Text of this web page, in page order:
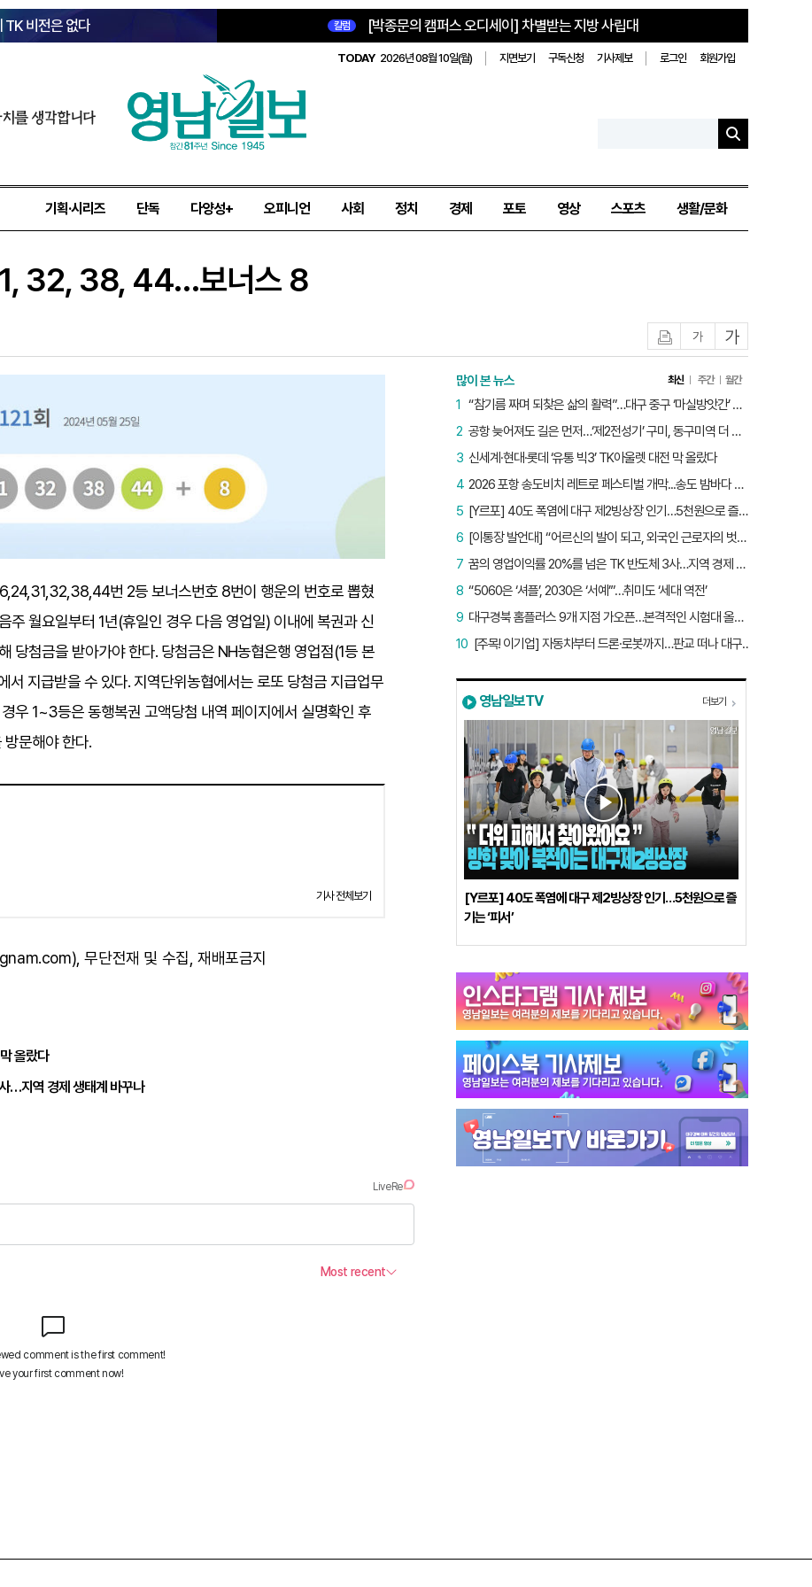
TK 비전은 없다 칼럼 [박종문의 캠퍼스 오디세이] 차별받는 지방 사립대
TODAY 2026년 08월 10일(월) 지면보기 구독신청 기사제보 로그인 회원가입
를 생각합니다
기획·시리즈 단독 다양성+ 오피니언 사회 정치 경제 포토 영상 스포츠 생활/문화
32, 38, 44…보너스 8
글자작게글자크게
번 2등 보너스번호 8번이 행운의 번호로 뽑혔
주 월요일부터 1년(휴일인 경우 다음 영업일) 이내에 복권과 신
당첨금을 받아가야 한다. 당첨금은 NH농협은행 영업점(1등 본
지급받을 수 있다. 지역단위농협에서는 로또 당첨금 지급업무
우 1~3등은 동행복권 고액당첨 내역 페이지에서 실명확인 후
문해야 한다.
기사 전체보기
무단전재 및 수집, 재배포금지
올랐다
…지역 경제 생태계 바꾸나
많이 본 뉴스 최신 주간 월간
“참기름 짜며 되찾은 삶의 활력”…대구 중구 ‘마실방앗간’ 어르신들의 인생 2막
1
공항 늦어져도 길은 먼저…‘제2전성기’ 구미, 동구미역 더 절실
2
신세계·현대·롯데 ‘유통 빅3’ TK아울렛 대전 막 올랐다
3
2026 포항 송도비치 레트로 페스티벌 개막...송도 밤바다 달군 레트로 열기
4
[Y르포] 40도 폭염에 대구 제2빙상장 인기…5천원으로 즐기는 ‘피서’
5
[이통장 발언대] “어르신의 발이 되고, 외국인 근로자의 벗이 되고”…박상철 이장의 ‘사람 농사’
6
꿈의 영업이익률 20%를 넘은 TK 반도체 3사…지역 경제 생태계 바꾸나
7
“5060은 ‘셔플’, 2030은 ‘서예’”…취미도 ‘세대 역전’
8
대구경북 홈플러스 9개 지점 가오픈…본격적인 시험대 올랐다
9
[주목! 이기업] 자동차부터 드론·로봇까지…판교 떠나 대구 온 ‘괴물 스타트업’
10
영남일보TV 더보기
[Y르포] 40도 폭염에 대구 제2빙상장 인기…5천원으로 즐
기는 ‘피서’